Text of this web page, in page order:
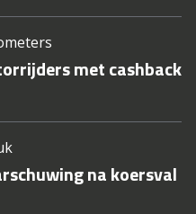
met cashback
na koersval